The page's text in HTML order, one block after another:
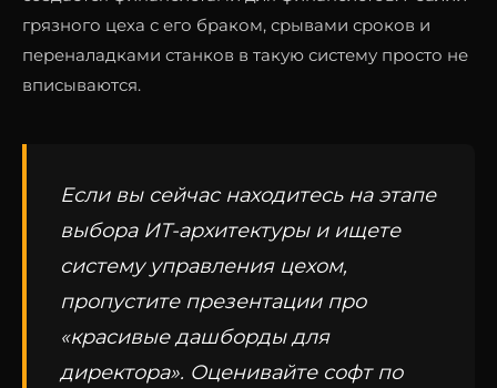
грязного цеха с его браком, срывами сроков и
переналадками станков в такую систему просто не
вписываются.
Если вы сейчас находитесь на этапе
выбора ИТ-архитектуры и ищете
систему управления цехом,
пропустите презентации про
«красивые дашборды для
директора». Оценивайте софт по